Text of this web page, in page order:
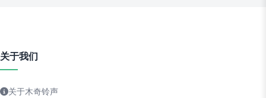
关于我们
关于木奇铃声